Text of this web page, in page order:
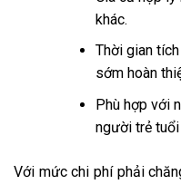
khác.
Thời gian
sớm hoàn
Phù hợp với
người trẻ
Với mức chi phí phải